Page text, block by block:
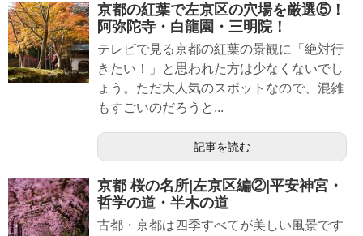
京都の紅葉で左京区の穴場を厳選⑤！
阿弥陀寺・白龍園・三明院！
テレビで見る京都の紅葉の景観に「絶対行
きたい！」と思われた方は少なくないでし
ょう。ただ大人気のスポットなので、混雑
もすごいのだろうと...
記事を読む
京都 桜の名所|左京区編②|平安神宮・
哲学の道・半木の道
古都・京都は四季すべてが美しい風景です